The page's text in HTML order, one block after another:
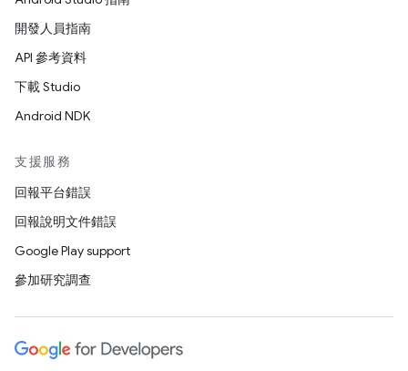
開發人員指南
API 參考資料
下載 Studio
Android NDK
支援服務
回報平台錯誤
回報說明文件錯誤
Google Play support
參加研究調查